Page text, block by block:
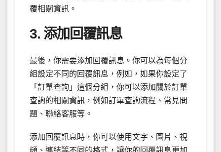
覆相關資訊。
3. 添加回覆訊息
最後，你需要添加回覆訊息。你可以為每個分
組設定不同的回覆訊息，例如，如果你設定了
「訂單查詢」這個分組，你可以添加關於訂單
查詢的相關資訊，例如訂單查詢流程、常見問
題、聯絡客服等。
添加回覆訊息時，你可以使用文字、圖片、視
頻、連結等不同的格式，讓你的回覆訊息更加